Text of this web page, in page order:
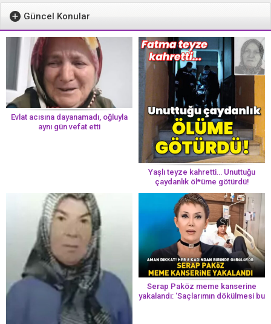
Güncel Konular
Evlat acısına dayanamadı, oğluyla
aynı gün vefat etti
Yaşlı teyze kahretti… Unuttuğu
çaydanlık öl*üme götürdü!
Serap Paköz meme kanserine
yakalandı: ‘Saçlarımın dökülmesi bu